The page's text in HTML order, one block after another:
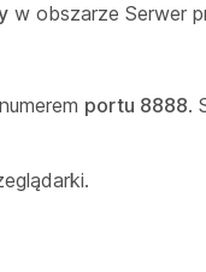
w obszarze Serwer
portu 8888.